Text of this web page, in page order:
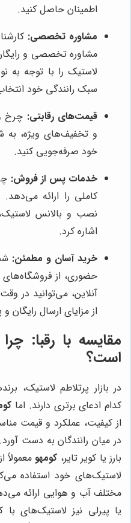
اطمینان حاصل کنید.
مشاوره تخصصی:
مشاوره تخصصی و
لاستیک را با توجه به
سبک رانندگی خود
قیمت‌های رقابتی: چرخ
و تخفیف‌های ویژه، به
خود صرفه‌جویی کنید.
خدمات پس از فروش:
کاملی را ارائه
نصب و بالانس
اشاره کرد.
خرید آسان و مطمئن:
حضوری، از
آنلاین، می‌توانید در
از مزایای ارسال
مقایسه با رقبا:
است؟
در بازار پرتلاطم لاستیک،
کدام ادعای برتری دارند. اما
از کیفیت، عملکرد و قیمت
در میان رانندگان به دست
بارز یا کویر تایر، کومهومعمولاً
لاستیک‌های خود استفاده
مختلف آب و هوایی ارائه
یا پیرلی نیز لاستیک‌های با